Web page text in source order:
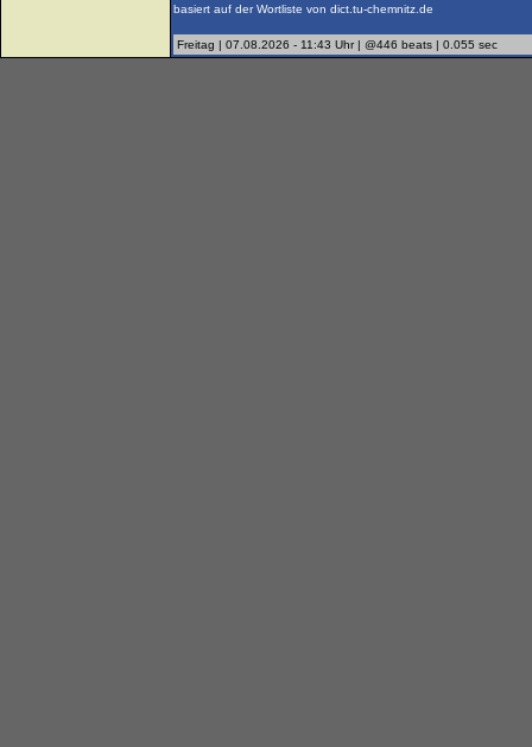
basiert auf der Wortliste von dict.tu-chemnitz.de
Freitag | 07.08.2026 - 11:43 Uhr | @446 beats | 0.055 sec